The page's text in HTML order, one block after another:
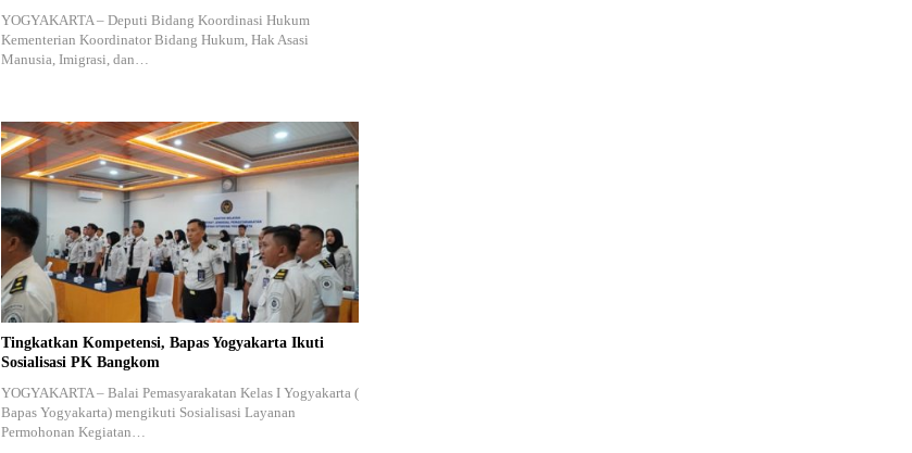
YOGYAKARTA – Deputi Bidang Koordinasi Hukum
Kementerian Koordinator Bidang Hukum, Hak Asasi
Manusia, Imigrasi, dan…
Tingkatkan Kompetensi, Bapas Yogyakarta Ikuti
Sosialisasi PK Bangkom
YOGYAKARTA – Balai Pemasyarakatan Kelas I Yogyakarta (
Bapas Yogyakarta) mengikuti Sosialisasi Layanan
Permohonan Kegiatan…